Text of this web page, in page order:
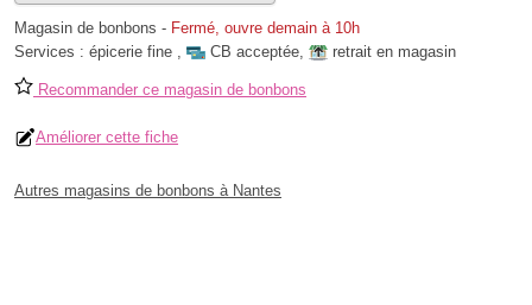
Magasin de bonbons - Fermé, ouvre demain à 10h
Services : épicerie fine , CB acceptée, retrait en magasin
Recommander ce magasin de bonbons
Améliorer cette fiche
Autres magasins de bonbons à Nantes